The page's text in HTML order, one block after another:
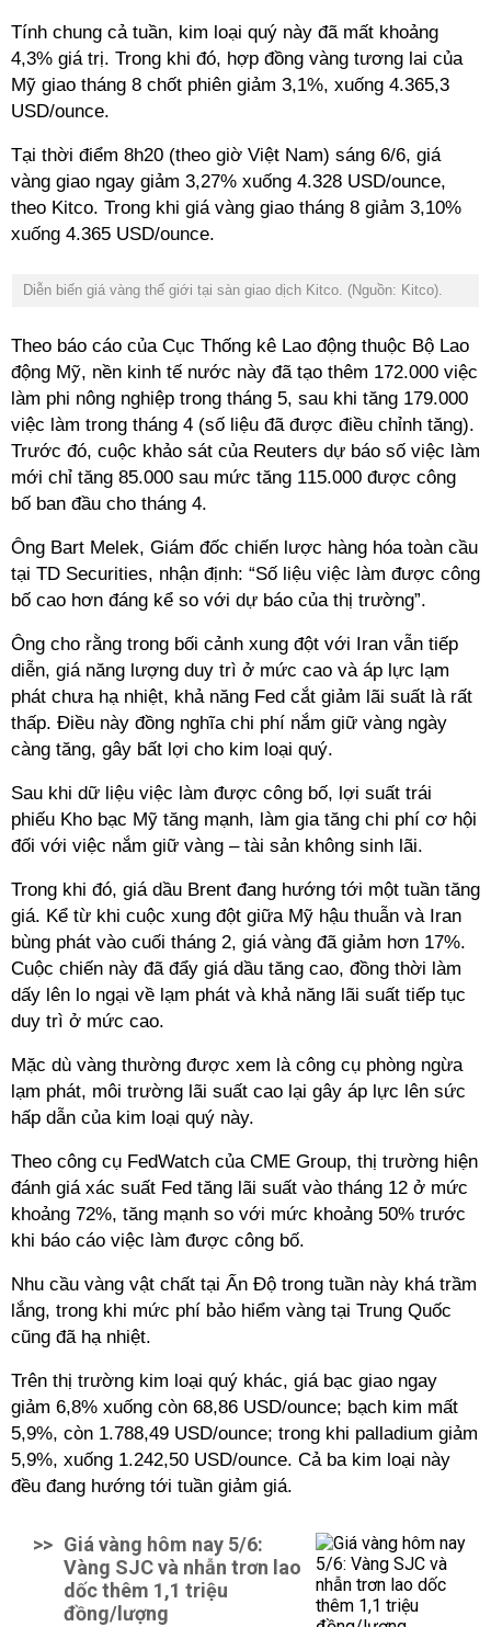
Tính chung cả tuần, kim loại quý này đã mất khoảng
4,3% giá trị. Trong khi đó, hợp đồng vàng tương lai của
Mỹ giao tháng 8 chốt phiên giảm 3,1%, xuống 4.365,3
USD/ounce.
Tại thời điểm 8h20 (theo giờ Việt Nam) sáng 6/6, giá
vàng giao ngay giảm 3,27% xuống 4.328 USD/ounce,
theo Kitco. Trong khi giá vàng giao tháng 8 giảm 3,10%
xuống 4.365 USD/ounce.
Diễn biến giá vàng thế giới tại sàn giao dịch Kitco. (Nguồn: Kitco).
Theo báo cáo của Cục Thống kê Lao động thuộc Bộ Lao
động Mỹ, nền kinh tế nước này đã tạo thêm 172.000 việc
làm phi nông nghiệp trong tháng 5, sau khi tăng 179.000
việc làm trong tháng 4 (số liệu đã được điều chỉnh tăng).
Trước đó, cuộc khảo sát của Reuters dự báo số việc làm
mới chỉ tăng 85.000 sau mức tăng 115.000 được công
bố ban đầu cho tháng 4.
Ông Bart Melek, Giám đốc chiến lược hàng hóa toàn cầu
tại TD Securities, nhận định: “Số liệu việc làm được công
bố cao hơn đáng kể so với dự báo của thị trường”.
Ông cho rằng trong bối cảnh xung đột với Iran vẫn tiếp
diễn, giá năng lượng duy trì ở mức cao và áp lực lạm
phát chưa hạ nhiệt, khả năng Fed cắt giảm lãi suất là rất
thấp. Điều này đồng nghĩa chi phí nắm giữ vàng ngày
càng tăng, gây bất lợi cho kim loại quý.
Sau khi dữ liệu việc làm được công bố, lợi suất trái
phiếu Kho bạc Mỹ tăng mạnh, làm gia tăng chi phí cơ hội
đối với việc nắm giữ vàng – tài sản không sinh lãi.
Trong khi đó, giá dầu Brent đang hướng tới một tuần tăng
giá. Kể từ khi cuộc xung đột giữa Mỹ hậu thuẫn và Iran
bùng phát vào cuối tháng 2, giá vàng đã giảm hơn 17%.
Cuộc chiến này đã đẩy giá dầu tăng cao, đồng thời làm
dấy lên lo ngại về lạm phát và khả năng lãi suất tiếp tục
duy trì ở mức cao.
Mặc dù vàng thường được xem là công cụ phòng ngừa
lạm phát, môi trường lãi suất cao lại gây áp lực lên sức
hấp dẫn của kim loại quý này.
Theo công cụ FedWatch của CME Group, thị trường hiện
đánh giá xác suất Fed tăng lãi suất vào tháng 12 ở mức
khoảng 72%, tăng mạnh so với mức khoảng 50% trước
khi báo cáo việc làm được công bố.
Nhu cầu vàng vật chất tại Ấn Độ trong tuần này khá trầm
lắng, trong khi mức phí bảo hiểm vàng tại Trung Quốc
cũng đã hạ nhiệt.
Trên thị trường kim loại quý khác, giá bạc giao ngay
giảm 6,8% xuống còn 68,86 USD/ounce; bạch kim mất
5,9%, còn 1.788,49 USD/ounce; trong khi palladium giảm
5,9%, xuống 1.242,50 USD/ounce. Cả ba kim loại này
đều đang hướng tới tuần giảm giá.
>> Giá vàng hôm nay 5/6:
Vàng SJC và nhẫn trơn lao
dốc thêm 1,1 triệu
đồng/lượng